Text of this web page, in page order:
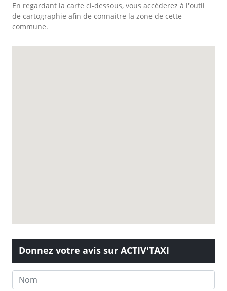
En regardant la carte ci-dessous, vous accéderez à l'outil
de cartographie afin de connaitre la zone de cette
commune.
Donnez votre avis sur ACTIV'TAXI